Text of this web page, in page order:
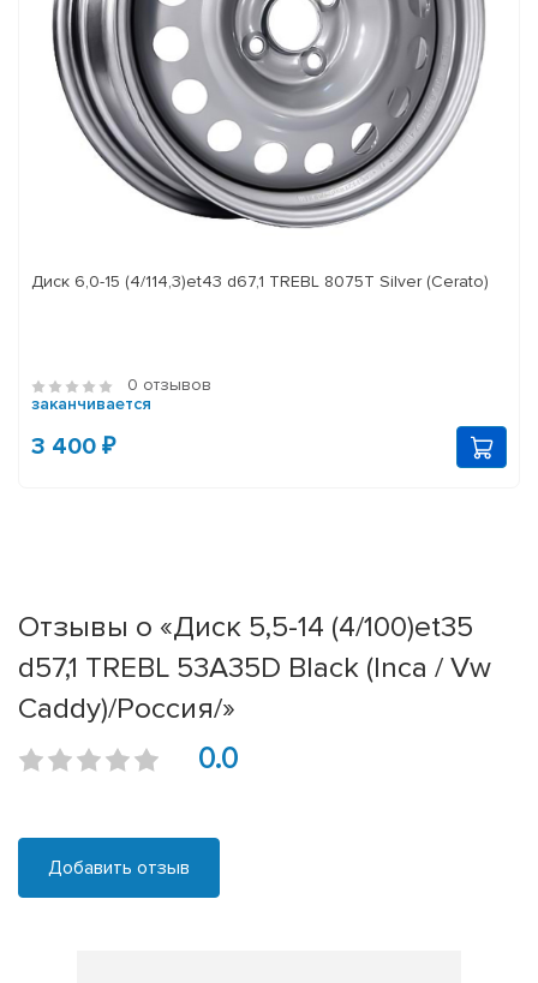
Диск 6,0-15 (4/114,3)et43 d67,1 TREBL 8075T Silver (Cerato)
0 отзывов
заканчивается
3 400 ₽
Отзывы о «Диск 5,5-14 (4/100)et35
d57,1 TREBL 53A35D Black (Inca / Vw
Caddy)/Россия/»
0.0
Добавить отзыв